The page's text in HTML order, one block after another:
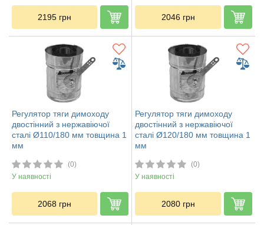
2195 грн 2046 грн
Регулятор тяги димоходу
двостінний з нержавіючої
сталі Ø110/180 мм товщина 1
мм
(0)
У наявності
2068 грн
Регулятор тяги димоходу
двостінний з нержавіючої
сталі Ø120/180 мм товщина 1
мм
(0)
У наявності
2080 грн